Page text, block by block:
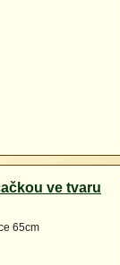
ve tvaru
65cm